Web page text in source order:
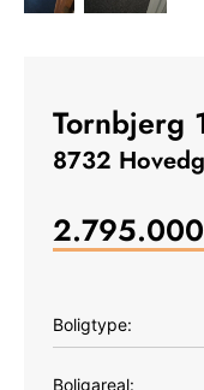
Tornbjerg
8732
2.795.000
Boligtype:
Boligareal: